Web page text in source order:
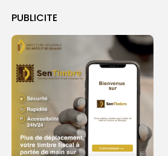
PUBLICITE